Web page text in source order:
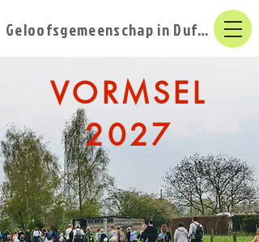
Geloofsgemeenschap in Duffel
VORMSEL
2027